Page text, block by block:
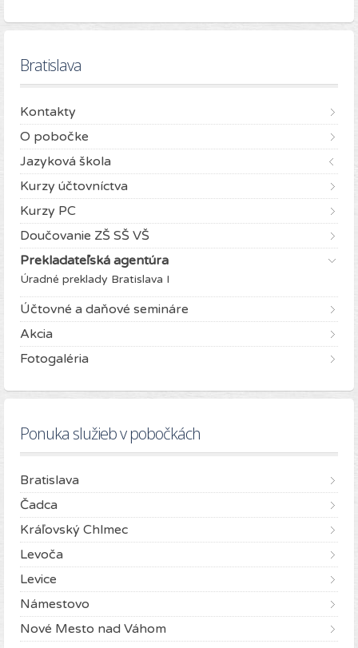
Bratislava
Kontakty
O pobočke
Jazyková škola
Kurzy účtovníctva
Kurzy PC
Doučovanie ZŠ SŠ VŠ
Prekladateľská agentúra
Úradné preklady Bratislava I
Účtovné a daňové semináre
Akcia
Fotogaléria
Ponuka služieb v pobočkách
Bratislava
Čadca
Kráľovský Chlmec
Levoča
Levice
Námestovo
Nové Mesto nad Váhom